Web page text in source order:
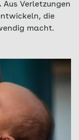
Aus Verletzungen
die
macht.